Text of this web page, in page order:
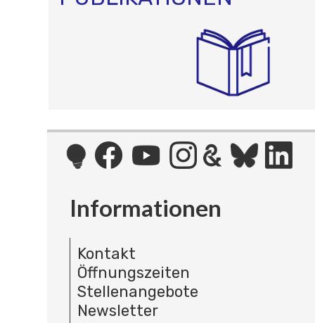
Informationen
Kontakt
Öffnungszeiten
Stellenangebote
Newsletter